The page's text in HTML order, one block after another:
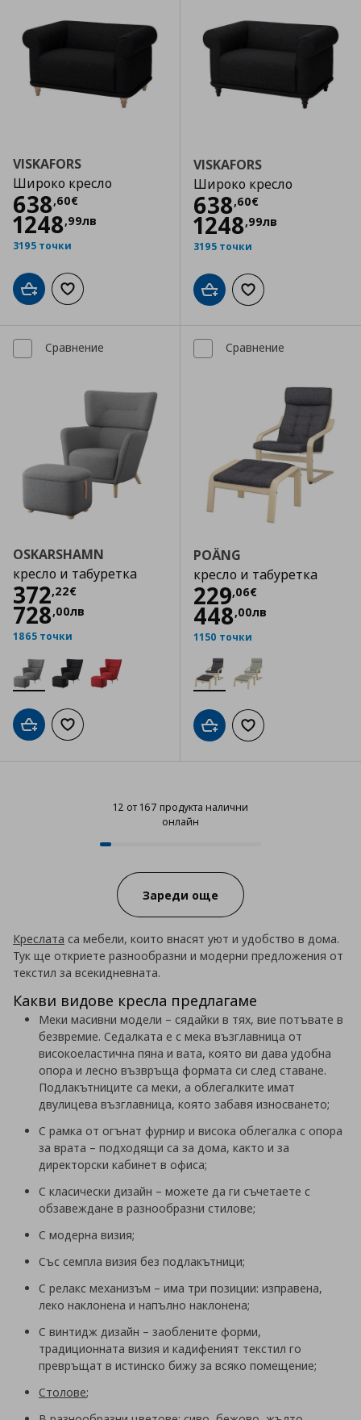
VISKAFORS
Широко кресло
638,60€
Цена638,60 €
1248,99лв
3195 точки
Добави в кошницата
Добави към списъка с любими
VISKAFORS
Широко кресло
638,60€
Цена638,60 €
1248,99лв
3195 точки
Добави в кошницата
Добави към
Сравнение
OSKARSHAMN
кресло и табуретка
372,22€
Цена
728,00лв
1865 точки
Добави в кошницата
Добави към списъка с любими
Сравнение
POÄNG
кресло и табуретка
229,06€
Цена
448,00лв
1150 точки
Добави в кошницата
Добави към
12 от 167 продукта налични
онлайн
12 от 167 продукта налични
Progress:
Зареди още
Креслата са мебели, които внасят уют и удобство в дома.
Тук ще откриете разнообразни и модерни предложения от
текстил за всекидневната.
Какви видове кресла предлагаме
Меки масивни модели – сядайки в тях, вие потъвате в
безвремие. Седалката е с мека възглавница от
високоеластична пяна и вата, която ви дава удобна
опора и лесно възвръща формата си след ставане.
Подлакътниците са меки, а облегалките имат
двулицева възглавница, която забавя износването;
С рамка от огънат фурнир и висока облегалка с опора
за врата – подходящи са за дома, както и за
директорски кабинет в офиса;
С класически дизайн – можете да ги съчетаете с
обзавеждане в разнообразни стилове;
С модерна визия;
Със семпла визия без подлакътници;
С релакс механизъм – има три позиции: изправена,
леко наклонена и напълно наклонена;
С винтидж дизайн – заоблените форми,
традиционната визия и кадифеният текстил го
превръщат в истинско бижу за всяко помещение;
Столове;